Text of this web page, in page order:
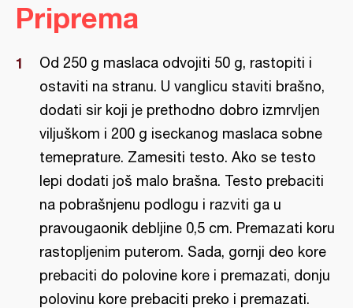
Priprema
Od 250 g maslaca odvojiti 50 g, rastopiti i
ostaviti na stranu. U vanglicu staviti brašno,
dodati sir koji je prethodno dobro izmrvljen
viljuškom i 200 g iseckanog maslaca sobne
temeprature. Zamesiti testo. Ako se testo
lepi dodati još malo brašna. Testo prebaciti
na pobrašnjenu podlogu i razviti ga u
pravougaonik debljine 0,5 cm. Premazati koru
rastopljenim puterom. Sada, gornji deo kore
prebaciti do polovine kore i premazati, donju
polovinu kore prebaciti preko i premazati.